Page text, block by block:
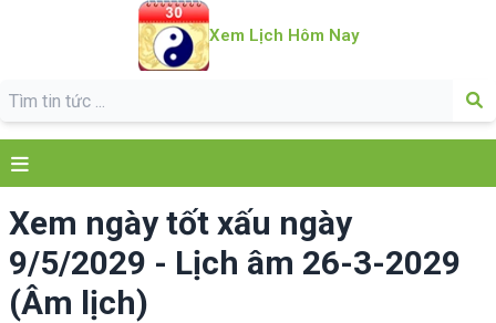
Xem Lịch Hôm Nay
Xem ngày tốt xấu ngày
9/5/2029 - Lịch âm 26-3-2029
(Âm lịch)